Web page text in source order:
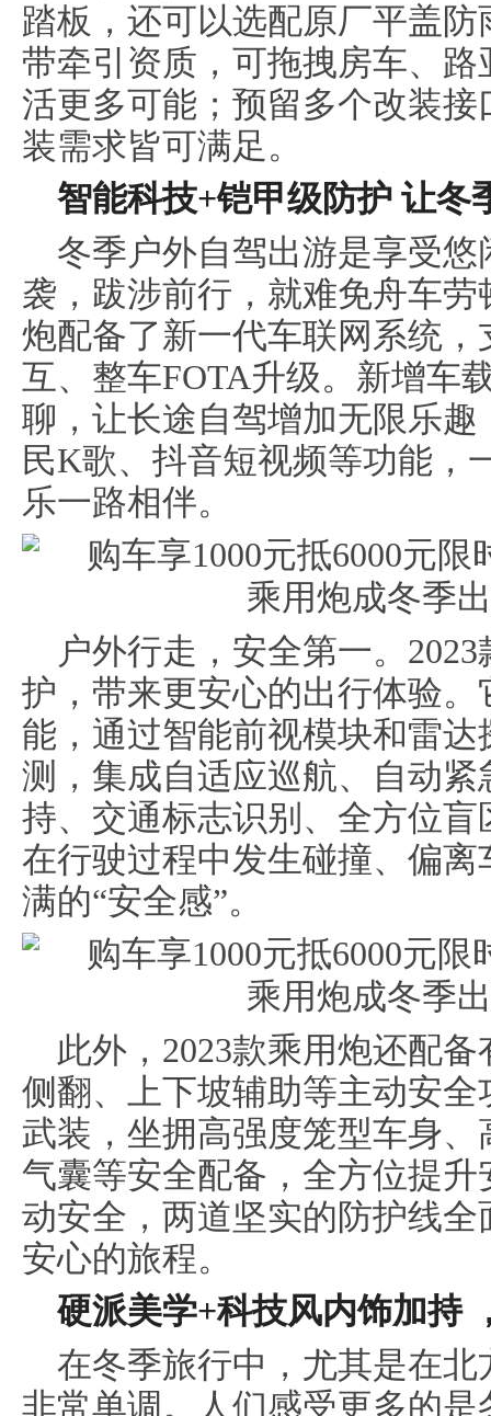
踏板，还可以选配原厂平盖
带牵引资质，可拖拽房车、
活更多可能；预留多个改装
装需求皆可满足。
智能科技+铠甲级防护 让冬
冬季户外自驾出游是享受
袭，跋涉前行，就难免舟车
炮配备了新一代车联网系统
互、整车FOTA升级。新增车
聊，让长途自驾增加无限乐
民K歌、抖音短视频等功能，
乐一路相伴。
户外行走，安全第一。
护，带来更安心的出行体验
能，通过智能前视模块和雷
测，集成自适应巡航、自动
持、交通标志识别、全方位
在行驶过程中发生碰撞、偏
满的“安全感”。
此外，2023款乘用炮还配
侧翻、上下坡辅助等主动安
武装，坐拥高强度笼型车身
气囊等安全配备，全方位提
动安全，两道坚实的防护线
安心的旅程。
硬派美学+科技风内饰加持
在冬季旅行中，尤其是在
非常单调。人们感受更多的